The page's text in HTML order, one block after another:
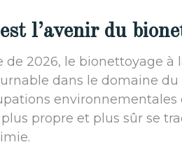
l’avenir du
de 2026, le bionettoyage
dans le domaine
environnementales
propre et plus sûr se